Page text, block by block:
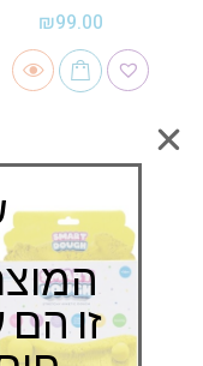
₪99.00
זו הם